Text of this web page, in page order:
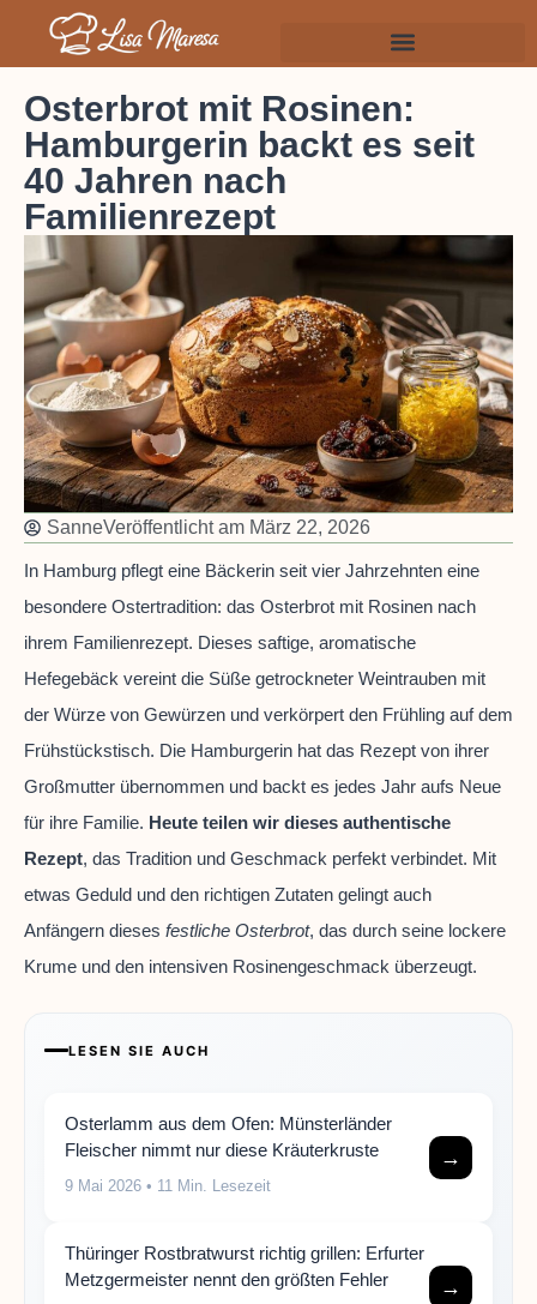
Osterbrot mit Rosinen:
Hamburgerin backt es seit
40 Jahren nach
Familienrezept
SanneVeröffentlicht am März 22, 2026
In Hamburg pflegt eine Bäckerin seit vier Jahrzehnten eine
besondere Ostertradition: das Osterbrot mit Rosinen nach
ihrem Familienrezept. Dieses saftige, aromatische
Hefegebäck vereint die Süße getrockneter Weintrauben mit
der Würze von Gewürzen und verkörpert den Frühling auf dem
Frühstückstisch. Die Hamburgerin hat das Rezept von ihrer
Großmutter übernommen und backt es jedes Jahr aufs Neue
für ihre Familie. Heute teilen wir dieses authentische
Rezept, das Tradition und Geschmack perfekt verbindet. Mit
etwas Geduld und den richtigen Zutaten gelingt auch
Anfängern dieses festliche Osterbrot, das durch seine lockere
Krume und den intensiven Rosinengeschmack überzeugt.
LESEN SIE AUCH
Osterlamm aus dem Ofen: Münsterländer
Fleischer nimmt nur diese Kräuterkruste
9 Mai 2026 • 11 Min. Lesezeit
→
Thüringer Rostbratwurst richtig grillen: Erfurter
Metzgermeister nennt den größten Fehler
→